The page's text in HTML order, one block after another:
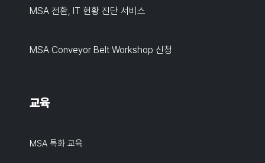
MSA 전환, IT 현황 진단 서비스
MSA Conveyor Belt Workshop 신청
교육
MSA 특화 교육